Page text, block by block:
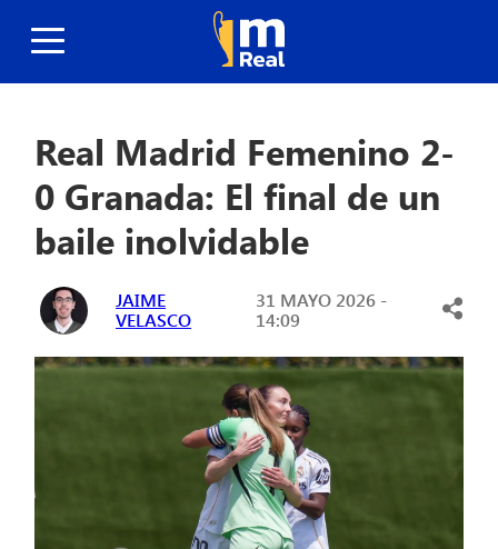
Real Madrid Femenino 2-
0 Granada: El final de un
baile inolvidable
JAIME
VELASCO
31 MAYO 2026 -
14:09